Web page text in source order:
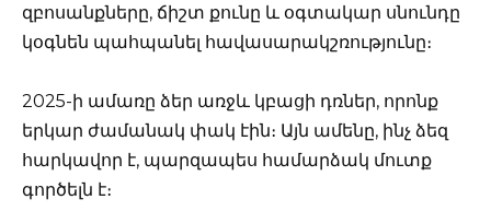
զբոսանքները, ճիշտ քունը և օգտակար սնունդը
կօգնեն պահպանել հավասարակշռությունը։
2025-ի ամառը ձեր առջև կբացի դռներ, որոնք
երկար ժամանակ փակ էին։ Այն ամենը, ինչ ձեզ
հարկավոր է, պարզապես համարձակ մուտք
գործելն է։